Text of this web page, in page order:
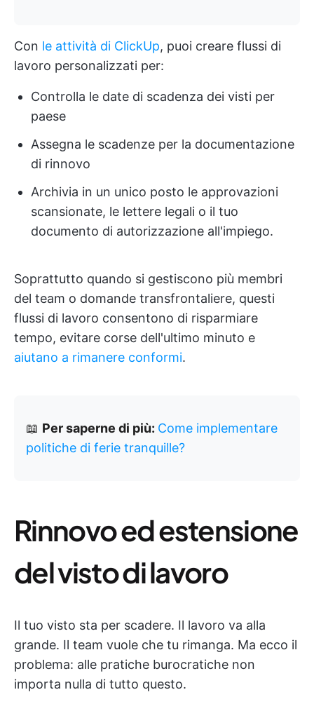
Con le attività di ClickUp, puoi creare flussi di
lavoro personalizzati per:
Controlla le date di scadenza dei visti per
paese
Assegna le scadenze per la documentazione
di rinnovo
Archivia in un unico posto le approvazioni
scansionate, le lettere legali o il tuo
documento di autorizzazione all'impiego.
Soprattutto quando si gestiscono più membri
del team o domande transfrontaliere, questi
flussi di lavoro consentono di risparmiare
tempo, evitare corse dell'ultimo minuto e
aiutano a rimanere conformi.
📖 Per saperne di più: Come implementare
politiche di ferie tranquille?
Rinnovo ed estensione
del visto di lavoro
Il tuo visto sta per scadere. Il lavoro va alla
grande. Il team vuole che tu rimanga. Ma ecco il
problema: alle pratiche burocratiche non
importa nulla di tutto questo.